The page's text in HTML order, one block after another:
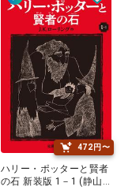
472円〜
ハリー・ポッターと賢者
の石 新装版 1－1 (静山